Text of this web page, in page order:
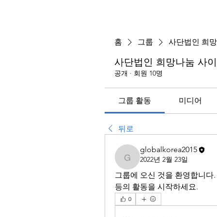
홈 그룹 사단법인 희
사단법인 희망나눔 사
공개 · 회원 10명
그룹 활동 미디어
뒤로
globalkorea2015
globalkorea2015
2022년 2월 23일
그룹에 오신 것을 환영합니
등의 활동을 시작하세요.
0